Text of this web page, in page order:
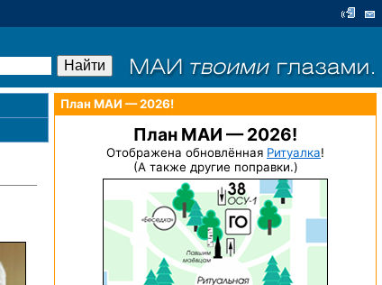
План МАИ — 2026!
План МАИ — 2026!
Отображена обновлённая Ритуалка!
(А также другие поправки.)